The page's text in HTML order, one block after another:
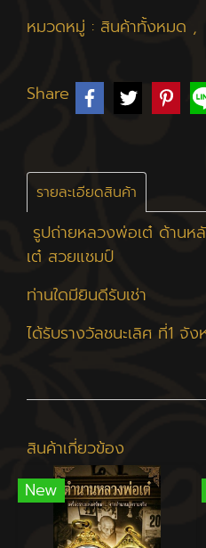
หมวดหมู่ : สินค้าทั้งหมด ,
Share
รายละเอียดสินค้า
รูปถ่ายหลวงพ่อเต๋ ด้านห
เต๋ สวยแชมป์
ท่านใดมียินดีรับเช่า
ได้รับรางวัลชนะเลิศ ที่1 จั
สินค้าเกี่ยวข้อง
New